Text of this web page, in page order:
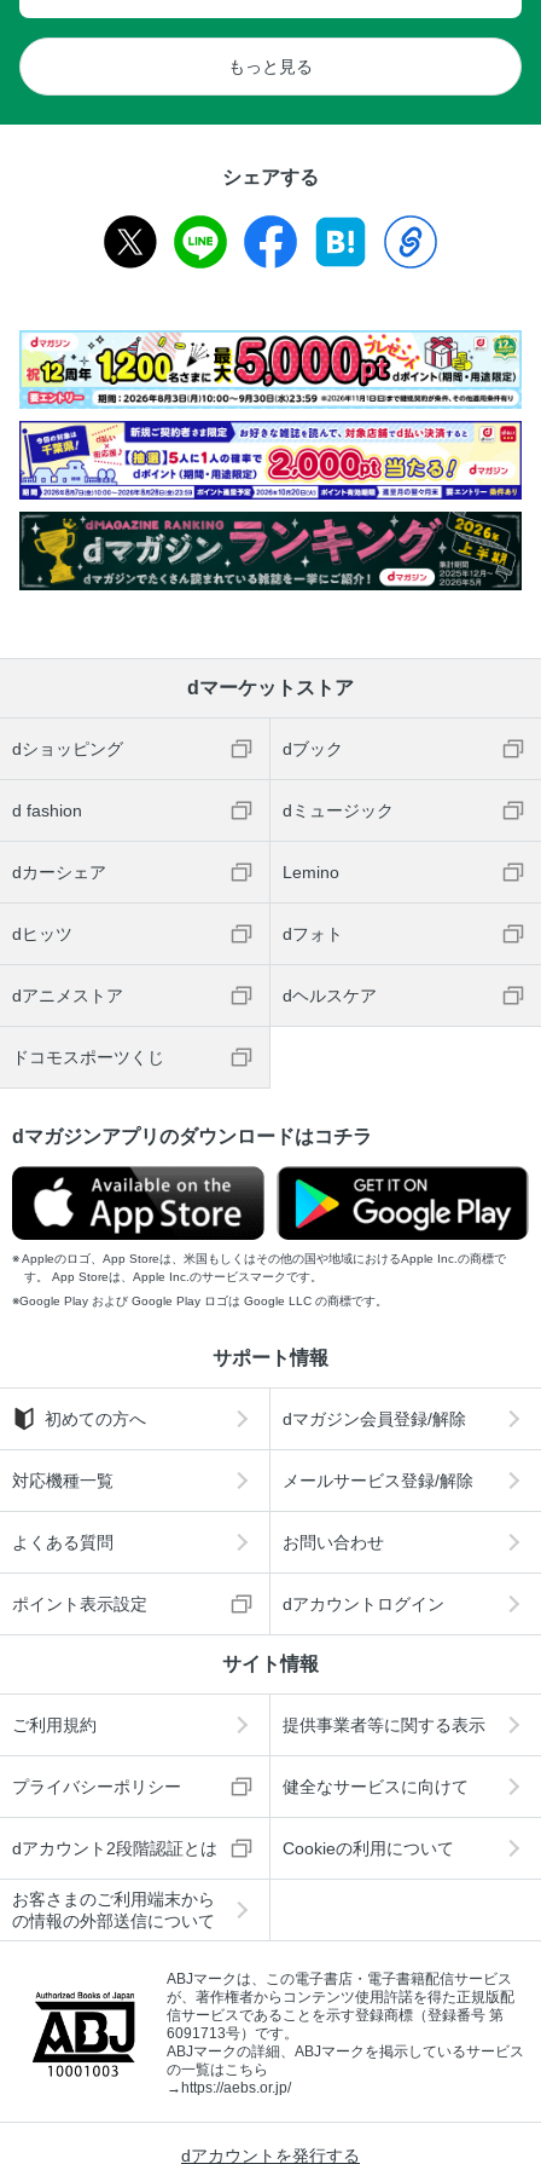
もっと見る
シェアする
dマーケットストア
dショッピング dブック
d fashion dミュージック
dカーシェア Lemino
dヒッツ dフォト
dアニメストア dヘルスケア
ドコモスポーツくじ
dマガジンアプリのダウンロードはコチラ
Appleのロゴ、App Storeは、米国もしくはその他の国や地域におけるApple Inc.の商標で
す。 App Storeは、Apple Inc.のサービスマークです。
Google Play および Google Play ロゴは Google LLC の商標です。
サポート情報
初めての方へ dマガジン会員登録/解除
対応機種一覧 メールサービス登録/解除
よくある質問 お問い合わせ
ポイント表示設定 dアカウントログイン
サイト情報
ご利用規約 提供事業者等に関する表示
プライバシーポリシー 健全なサービスに向けて
dアカウント2段階認証とは Cookieの利用について
お客さまのご利用端末から
の情報の外部送信について
ABJマークは、この電子書店・電子書籍配信サービス
が、著作権者からコンテンツ使用許諾を得た正規版配
信サービスであることを示す登録商標（登録番号 第
6091713号）です。
ABJマークの詳細、ABJマークを掲示しているサービス
の一覧はこちら
→ https://aebs.or.jp/
dアカウントを発行する